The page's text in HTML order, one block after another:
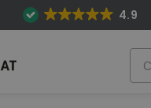
4.9